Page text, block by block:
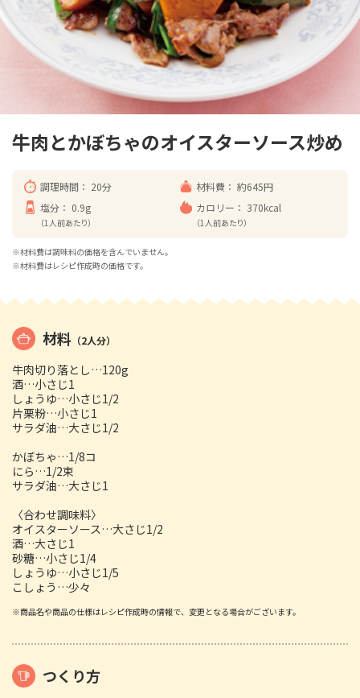
牛肉とかぼちゃのオイスターソース炒め
調理時間： 20分 材料費： 約645円
塩分： 0.9g
（1人前あたり）
カロリー： 370kcal
（1人前あたり）
※材料費は調味料の価格を含んでいません。
※材料費はレシピ作成時の価格です。
材料 （2人分）
牛肉切り落とし…120g
酒…小さじ1
しょうゆ…小さじ1/2
片栗粉…小さじ1
サラダ油…大さじ1/2
かぼちゃ…1/8コ
にら…1/2束
サラダ油…大さじ1
〈合わせ調味料〉
オイスターソース…大さじ1/2
酒…大さじ1
砂糖…小さじ1/4
しょうゆ…小さじ1/5
こしょう…少々
※商品名や商品の仕様はレシピ作成時の情報で、変更となる場合がございます。
つくり方